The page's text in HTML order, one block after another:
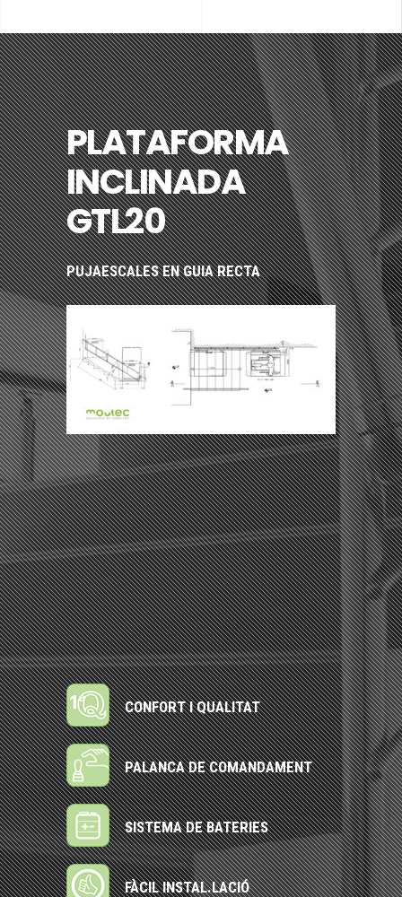
PLATAFORMA
INCLINADA
GTL20
PUJAESCALES EN GUIA RECTA
CONFORT I QUALITAT
PALANCA DE COMANDAMENT
SISTEMA DE BATERIES
FÀCIL INSTAL.LACIÓ